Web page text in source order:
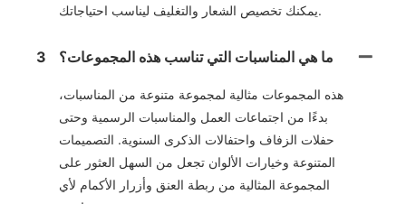
يمكنك تخصيص الشعار والتغليف ليناسب احتياجاتك.
3 ما هي المناسبات التي تناسب هذه المجموعات؟
هذه المجموعات مثالية لمجموعة متنوعة من المناسبات،
بدءًا من اجتماعات العمل والمناسبات الرسمية وحتى
حفلات الزفاف واحتفالات الذكرى السنوية. التصميمات
المتنوعة وخيارات الألوان تجعل من السهل العثور على
المجموعة المثالية من ربطة العنق وأزرار الأكمام لأي